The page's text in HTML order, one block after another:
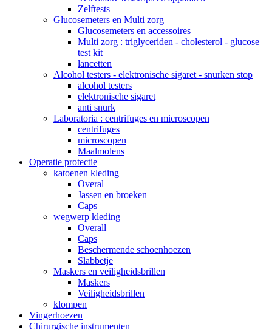
Zelftests
Glucosemeters en Multi zorg
Glucosemeters en accessoires
Multi zorg : triglyceriden - cholesterol - glucose
test kit
lancetten
Alcohol testers - elektronische sigaret - snurken stop
alcohol testers
elektronische sigaret
anti snurk
Laboratoria : centrifuges en microscopen
centrifuges
microscopen
Maalmolens
Operatie protectie
katoenen kleding
Overal
Jassen en broeken
Caps
wegwerp kleding
Overall
Caps
Beschermende schoenhoezen
Slabbetje
Maskers en veiligheidsbrillen
Maskers
Veiligheidsbrillen
klompen
Vingerhoezen
Chirurgische instrumenten